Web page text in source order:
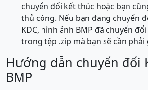
chuyển đổi kết thúc hoặc bạn
thủ công. Nếu bạn đang chuyển
KDC, hình ảnh BMP đã chuyển
trong tệp .zip mà bạn sẽ cần phải
Hướng dẫn chuyển đổi
BMP